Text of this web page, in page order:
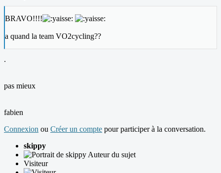
BRAVO!!!!
a quand la team VO2cycling??
.
pas mieux
fabien
Connexion ou Créer un compte pour participer à la conversation.
skippy
Auteur du sujet
Visiteur